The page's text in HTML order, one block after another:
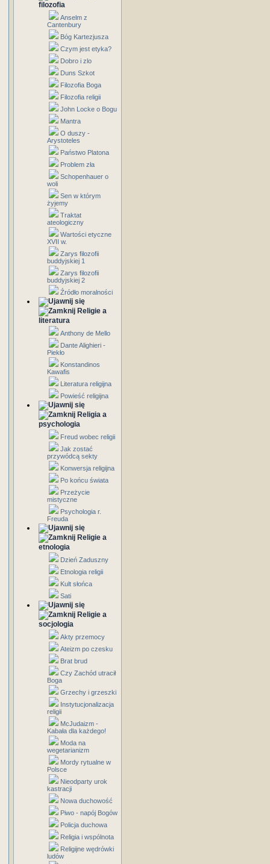
filozofia
Anselm z
Cantenbury
Bóg Kartezjusza
Czym jest etyka?
Dobro i zlo
Duns Szkot
Filozofia Boga
Filozofia religii
John Locke o Bogu
Mantra
O duszy -
Arystoteles
Państwo Platona
Problem zła
Schopenhauer o
woli
Sen w którym
żyjemy
Traktat
ateologiczny
Wartości etyczne
XVII w.
Zarys filozofii
buddyjskiej 1
Zarys filozofii
buddyjskiej 2
Źródło moralności
Religie a
literatura
Anthony de Mello
Dante Alighieri -
Piekło
Konstandinos
Kawafis
Literatura religijna
Powieść religijna
Religia a
psychologia
Freud wobec religii
Jak zostać
przywódcą sekty
Konwersja religijna
Po końcu świata
Przeżycie
mistyczne
Psychologia r.
Freuda
Religie a
etnologia
Dzień Zaduszny
Etnologia religii
Kult słońca
Sati
Religie a
socjologia
Akty przemocy
Ateizm po czesku
Brat brud
Czy Zachód utracił
Boga
Grzechy i grzeszki
Instytucjonalizacja
religii
McJudaizm -
Kabała dla każdego!
Moda na
wegetarianizm
Mordy rytualne w
Polsce
Nieodparty urok
kastracji
Nowa duchowość
Piwo - napój Bogów
Policja duchowa
Religia i wspólnota
Religijne wędrówki
ludów